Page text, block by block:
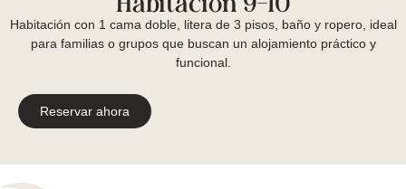
Habitación con 1 cama doble, litera de 3 pisos, baño y ropero, ideal
para familias o grupos que buscan un alojamiento práctico y
funcional.
Reservar ahora